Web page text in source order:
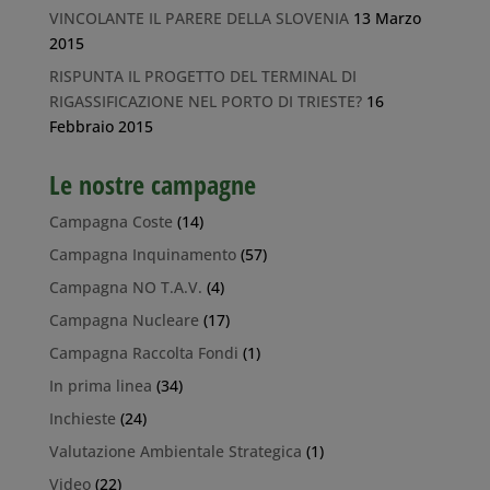
VINCOLANTE IL PARERE DELLA SLOVENIA 13 Marzo
2015
RISPUNTA IL PROGETTO DEL TERMINAL DI
RIGASSIFICAZIONE NEL PORTO DI TRIESTE? 16
Febbraio 2015
Le nostre campagne
Campagna Coste (14)
Campagna Inquinamento(57)
Campagna NO T.A.V. (4)
Campagna Nucleare (17)
Campagna Raccolta Fondi (1)
In prima linea (34)
Inchieste (24)
Valutazione Ambientale Strategica (1)
Video(22)